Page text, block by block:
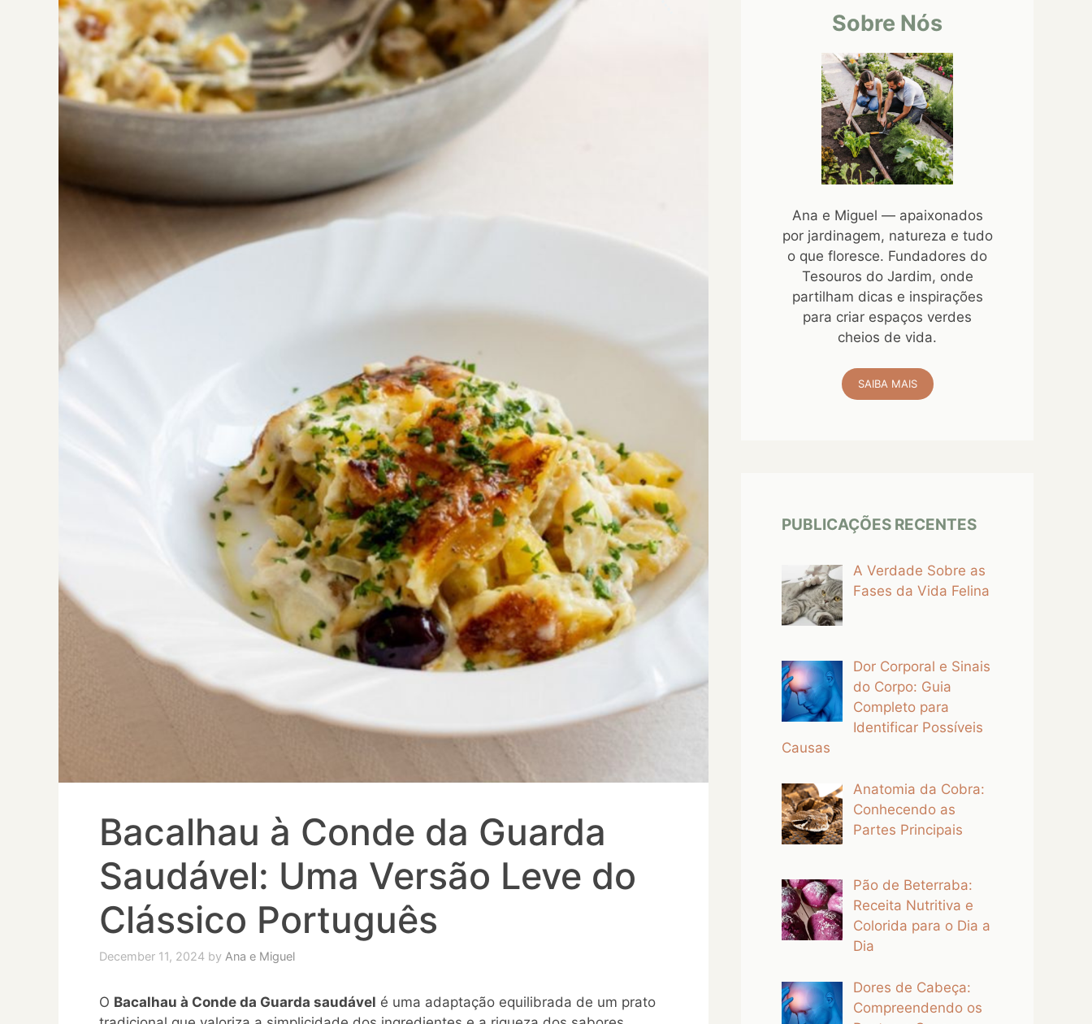
Bacalhau à Conde da Guarda
Saudável: Uma Versão Leve do
Clássico Português
December 11, 2024 by Ana e Miguel
O Bacalhau à Conde da Guarda saudável é uma adaptação equilibrada de um prato
Sobre Nós
Ana e Miguel — apaixonados
por jardinagem, natureza e tudo
o que floresce. Fundadores do
Tesouros do Jardim, onde
partilham dicas e inspirações
para criar espaços verdes
cheios de vida.
SAIBA MAIS
PUBLICAÇÕES RECENTES
A Verdade Sobre as
Fases da Vida Felina
Dor Corporal e Sinais
do Corpo: Guia
Completo para
Identificar Possíveis
Causas
Anatomia da Cobra:
Conhecendo as
Partes Principais
Pão de Beterraba:
Receita Nutritiva e
Colorida para o Dia a
Dia
Dores de Cabeça:
Compreendendo os